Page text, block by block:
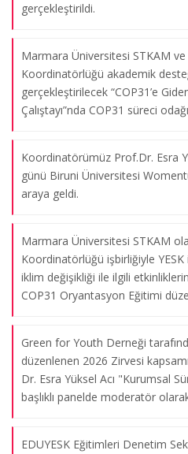
gerçekleştirildi.
Marmara Üniversitesi STKAM
Koordinatörlüğü akademik
gerçekleştirilecek “COP31’e
Çalıştayı”nda COP31 süreci
Koordinatörümüz Prof.Dr. Esra
günü Biruni Üniversitesi
araya geldi.
Marmara Üniversitesi STKAM
Koordinatörlüğü işbirliğiyle YESK
iklim değişikliği ile ilgili
COP31 Oryantasyon Eğitimi
Green for Youth Derneği
düzenlenen 2026 Zirvesi
Dr. Esra Yüksel Acı "Kurumsal
başlıklı panelde moderatör
EDUYESK Eğitimleri Denetim